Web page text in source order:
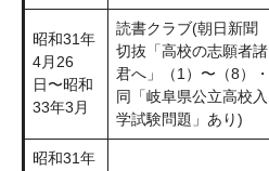
昭和31年
4月26
日〜昭和
33年3月
読書クラブ(朝日新聞
切抜「高校の志願者諸
君へ」（1）〜（8）・
同「岐阜県公立高校入
学試験問題」あり)
昭和31年